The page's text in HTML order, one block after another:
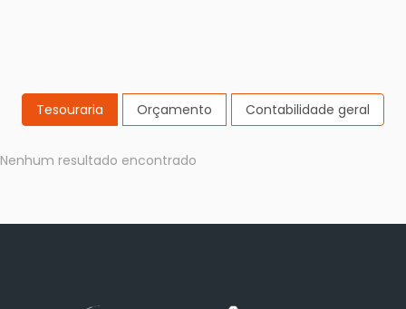
Tesouraria Orçamento Contabilidade geral
Nenhum resultado encontrado